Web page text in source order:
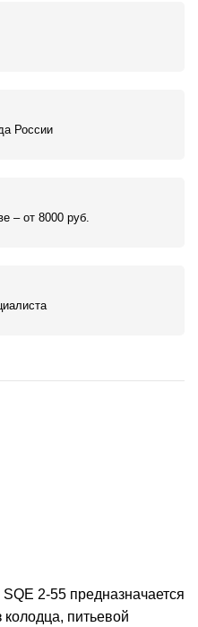
России
– от 8000 руб.
2-55 предназначается
питьевой